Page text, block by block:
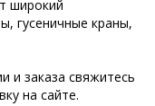
широкий
гусеничные краны,
и заказа свяжитесь
на сайте.